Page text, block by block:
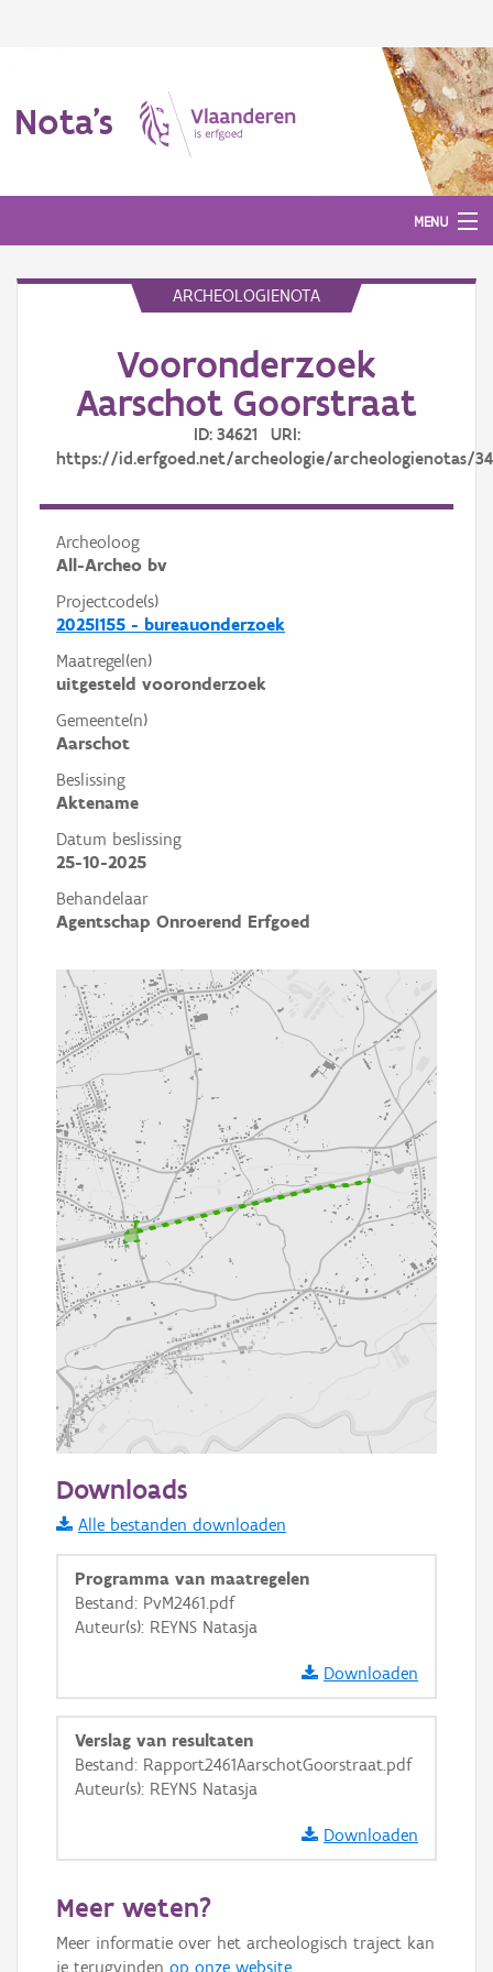
Nota's
MENU
ARCHEOLOGIENOTA
Vooronderzoek
Aarschot Goorstraat
ID: 34621 URI:
https://id.erfgoed.net/archeologie/archeologienotas/
Archeoloog
All-Archeo bv
Projectcode(s)
2025I155 - bureauonderzoek
Maatregel(en)
uitgesteld vooronderzoek
Gemeente(n)
Aarschot
Beslissing
Aktename
Datum beslissing
25-10-2025
Behandelaar
Agentschap Onroerend Erfgoed
Informatie Vlaanderen
i
+ −
Basis Lagen
GRB-Basiskaart
GRB-Basiskaart in grijswaarden
Downloads
Alle bestanden downloaden
Programma van maatregelen
Bestand: PvM2461.pdf
Auteur(s): REYNS Natasja
Downloaden
Verslag van resultaten
Bestand: Rapport2461AarschotGoorstraat.pdf
Auteur(s): REYNS Natasja
Downloaden
Meer weten?
Meer informatie over het archeologisch traject kan
je terugvinden op onze website